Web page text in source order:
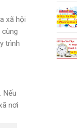
xã hội
trình
. Nếu
nơi